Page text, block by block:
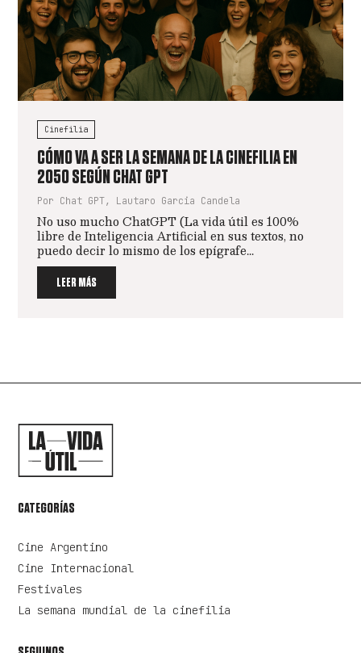
Cinefilia
CÓMO VA A SER LA SEMANA DE LA CINEFILIA EN
2050 SEGÚN CHAT GPT
Por Chat GPT, Lautaro Garcia Candela
No uso mucho ChatGPT (La vida útil es 100%
libre de Inteligencia Artificial en sus textos, no
puedo decir lo mismo de los epígrafe...
LEER MÁS
CATEGORÍAS
Cine Argentino
Cine Internacional
Festivales
La semana mundial de la cinefilia